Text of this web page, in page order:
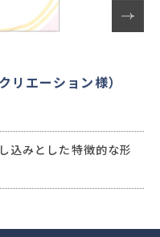
リエーション様）
込みとした特徴的な形